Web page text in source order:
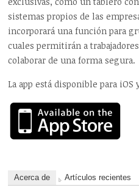
sistemas propios de las
incorporará una función para
cuales permitirán a
colaborar de una forma segura.
La app está disponible para iOS
Acerca de Artículos recientes